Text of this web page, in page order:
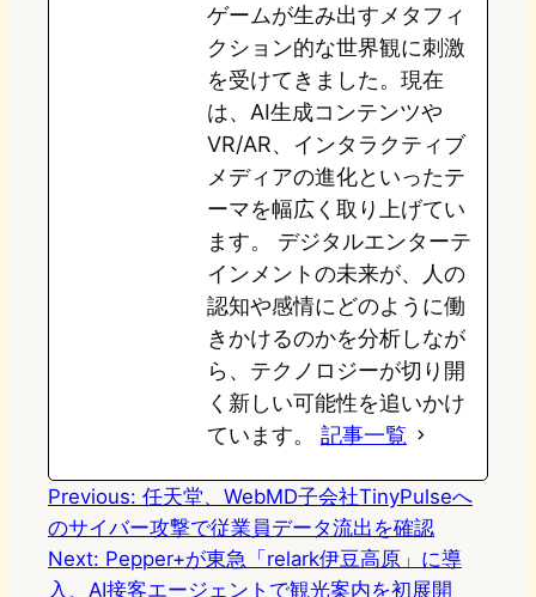
ゲームが生み出すメタフィ
クション的な世界観に刺激
を受けてきました。現在
は、AI生成コンテンツや
VR/AR、インタラクティブ
メディアの進化といったテ
ーマを幅広く取り上げてい
ます。 デジタルエンターテ
インメントの未来が、人の
認知や感情にどのように働
きかけるのかを分析しなが
ら、テクノロジーが切り開
く新しい可能性を追いかけ
ています。 記事一覧
Previous: 任天堂、WebMD子会社TinyPulseへ
のサイバー攻撃で従業員データ流出を確認
Next: Pepper+が東急「relark伊豆高原」に導
入、AI接客エージェントで観光案内を初展開